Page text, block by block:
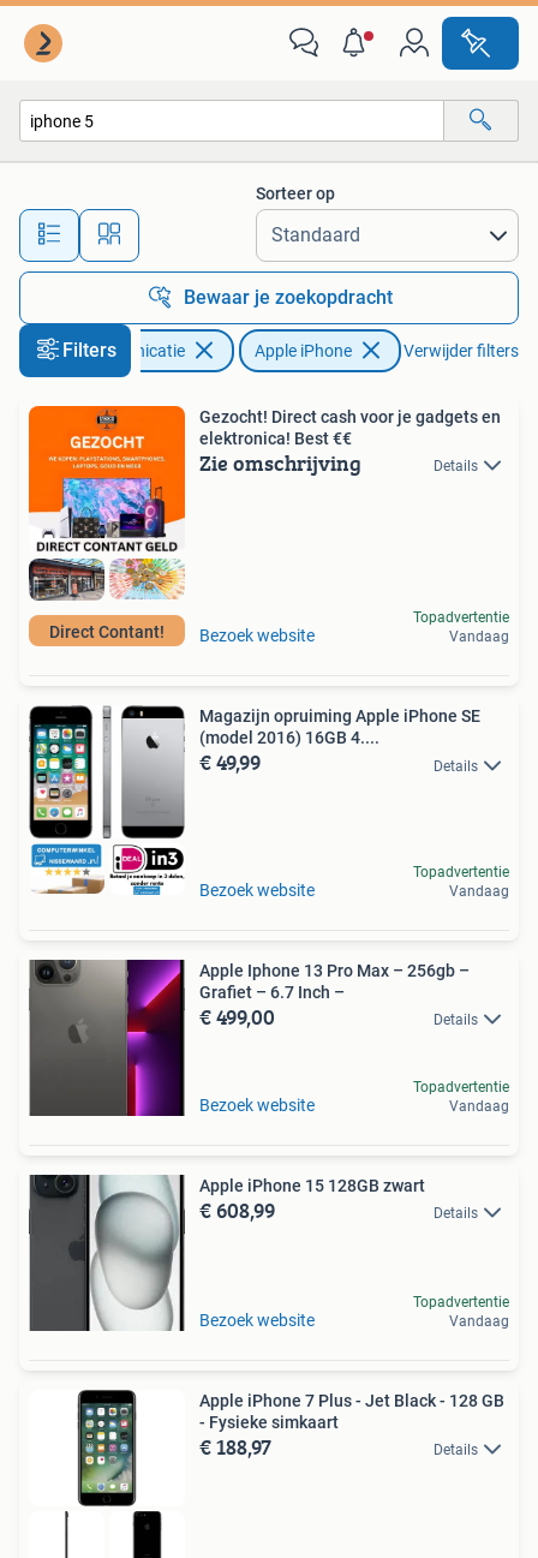
Alle afstanden…
Sorteer op
Bewaar je zoekopdracht
Filters
Telecommunicatie Apple iPhone Verwijder filters
Direct Contant!
Gezocht! Direct cash voor je gadgets en
elektronica! Best €€
Zie omschrijving Details
Bezoek website
Topadvertentie
Vandaag
Magazijn opruiming Apple iPhone SE
(model 2016) 16GB 4....
€ 49,99 Details
Bezoek website
Topadvertentie
Vandaag
Apple Iphone 13 Pro Max – 256gb –
Grafiet – 6.7 Inch –
€ 499,00 Details
Bezoek website
Topadvertentie
Vandaag
Apple iPhone 15 128GB zwart
€ 608,99 Details
Bezoek website
Topadvertentie
Vandaag
Apple iPhone 7 Plus - Jet Black - 128 GB
- Fysieke simkaart
€ 188,97 Details